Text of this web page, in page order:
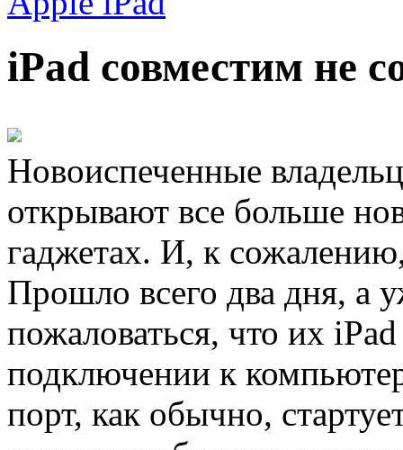
iPad совместим не
Новоиспеченные
открывают все больше
гаджетах. И, к
Прошло всего два дня, а
пожаловаться, что их
подключении к
порт, как обычно,